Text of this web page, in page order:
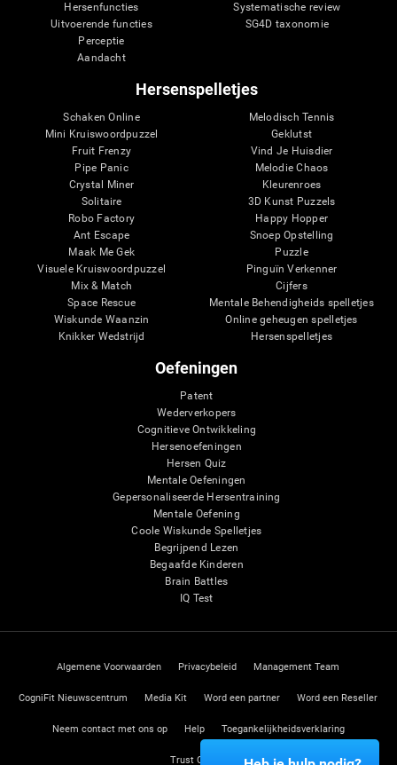
Hersenfuncties
Uitvoerende functies
Perceptie
Aandacht
Systematische review
SG4D taxonomie
Hersenspelletjes
Schaken Online
Mini Kruiswoordpuzzel
Fruit Frenzy
Pipe Panic
Crystal Miner
Solitaire
Robo Factory
Ant Escape
Maak Me Gek
Visuele Kruiswoordpuzzel
Mix & Match
Space Rescue
Wiskunde Waanzin
Knikker Wedstrijd
Melodisch Tennis
Geklutst
Vind Je Huisdier
Melodie Chaos
Kleurenroes
3D Kunst Puzzels
Happy Hopper
Snoep Opstelling
Puzzle
Pinguïn Verkenner
Cijfers
Mentale Behendigheids spelletjes
Online geheugen spelletjes
Hersenspelletjes
Oefeningen
Patent
Wederverkopers
Cognitieve Ontwikkeling
Hersenoefeningen
Hersen Quiz
Mentale Oefeningen
Gepersonaliseerde Hersentraining
Mentale Oefening
Coole Wiskunde Spelletjes
Begrijpend Lezen
Begaafde Kinderen
Brain Battles
IQ Test
Algemene Voorwaarden Privacybeleid Management Team
CogniFit Nieuwscentrum Media Kit Word een partner Word een Reseller
Neem contact met ons op Help Toegankelijkheidsverklaring
Trust Center